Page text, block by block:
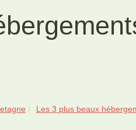
Les 3 plus beaux